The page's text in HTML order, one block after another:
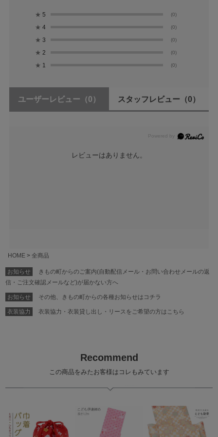
★ 5 (0)
★ 4 (0)
★ 3 (0)
★ 2 (0)
★ 1 (0)
ユーザーレビュー （0） スタッフレビュー （0）
レビューはありません。
HOME 全商品
お知らせ
きもの町からのご案内(自動配信メール・お問い合わせメールの返
信・ご注文確認メールなど)が届かない方へ
お知らせ その他、きもの町からの各種お知らせはコチラ
衣装協力 衣装協力・衣装貸し出し・リースをご希望の方はこちら
Recommend
この商品をみたお客様はコレもみています